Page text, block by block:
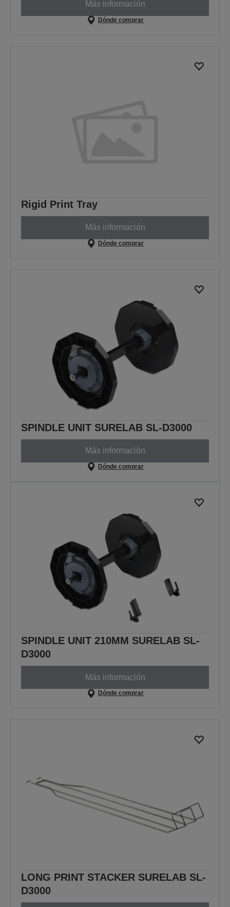
Más información
Dónde comprar
Rigid Print Tray
Más información
Dónde comprar
SPINDLE UNIT SURELAB SL-D3000
Más información
Dónde comprar
SPINDLE UNIT 210MM SURELAB SL-
D3000
Más información
Dónde comprar
LONG PRINT STACKER SURELAB SL-
D3000